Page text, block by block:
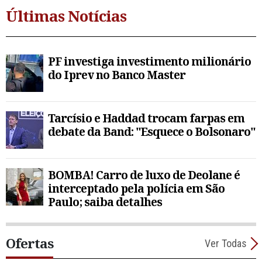
Últimas Notícias
PF investiga investimento milionário
do Iprev no Banco Master
Tarcísio e Haddad trocam farpas em
debate da Band: "Esquece o Bolsonaro"
BOMBA! Carro de luxo de Deolane é
interceptado pela polícia em São
Paulo; saiba detalhes
Ofertas Ver Todas